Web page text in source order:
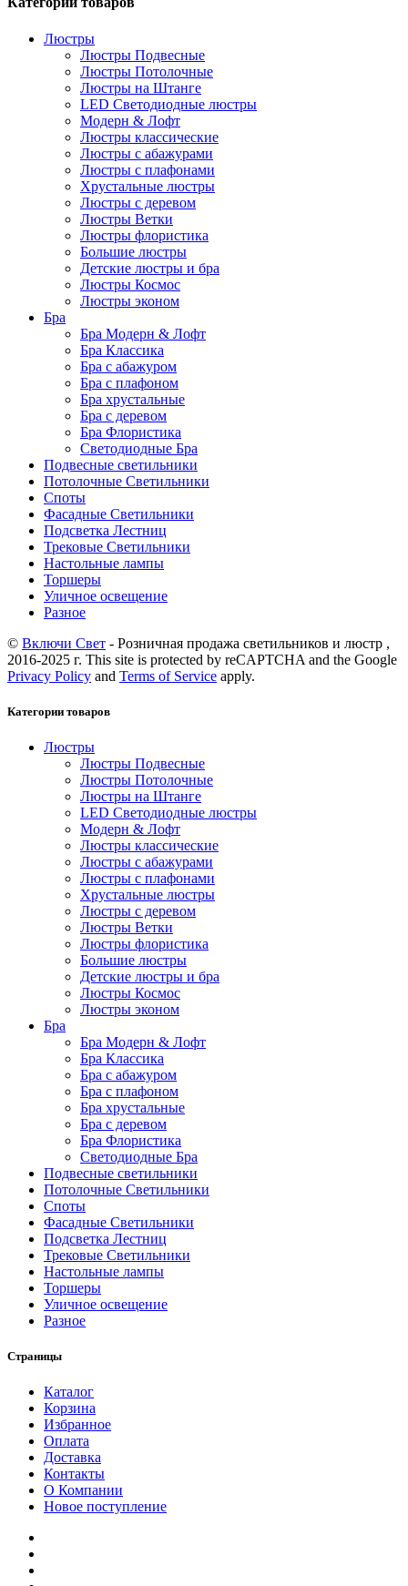
Люстры
Люстры Подвесные
Люстры Потолочные
Люстры на Штанге
LED Светодиодные люстры
Модерн & Лофт
Люстры классические
Люстры с абажурами
Люстры с плафонами
Хрустальные люстры
Люстры с деревом
Люстры Ветки
Люстры флористика
Большие люстры
Детские люстры и бра
Люстры Космос
Люстры эконом
Бра
Бра Модерн & Лофт
Бра Классика
Бра с абажуром
Бра с плафоном
Бра хрустальные
Бра с деревом
Бра Флористика
Светодиодные Бра
Подвесные светильники
Потолочные Светильники
Споты
Фасадные Светильники
Подсветка Лестниц
Трековые Светильники
Настольные лампы
Торшеры
Уличное освещение
Разное
© Включи Свет - Розничная продажа светильников и люстр ,
2016-2025 г. This site is protected by reCAPTCHA and the Google
Privacy Policy and Terms of Service apply.
Категории товаров
Люстры
Люстры Подвесные
Люстры Потолочные
Люстры на Штанге
LED Светодиодные люстры
Модерн & Лофт
Люстры классические
Люстры с абажурами
Люстры с плафонами
Хрустальные люстры
Люстры с деревом
Люстры Ветки
Люстры флористика
Большие люстры
Детские люстры и бра
Люстры Космос
Люстры эконом
Бра
Бра Модерн & Лофт
Бра Классика
Бра с абажуром
Бра с плафоном
Бра хрустальные
Бра с деревом
Бра Флористика
Светодиодные Бра
Подвесные светильники
Потолочные Светильники
Споты
Фасадные Светильники
Подсветка Лестниц
Трековые Светильники
Настольные лампы
Торшеры
Уличное освещение
Разное
Страницы
Каталог
Корзина
Избранное
Оплата
Доставка
Контакты
О Компании
Новое поступление